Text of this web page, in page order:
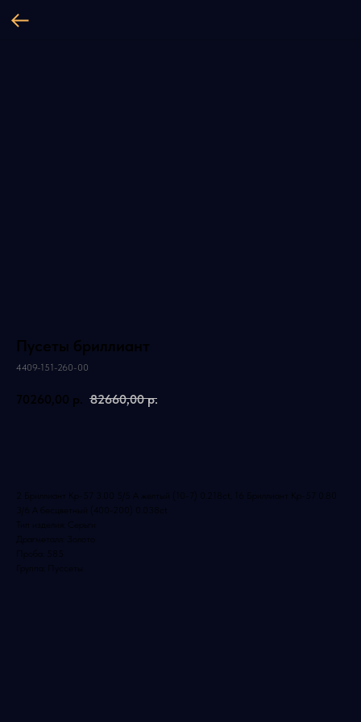
Пусеты бриллиант
4409-151-260-00
70260,00 р. 82660,00 р.
2 Бриллиант Кр-57 3.00 5/5 А желтый (10-7) 0.218ct, 16 Бриллиант Кр-57 0.80
3/6 А бесцветный (400-200) 0.038ct
Тип изделия: Серьги
Драгметалл: Золото
Группа: Пуссеты